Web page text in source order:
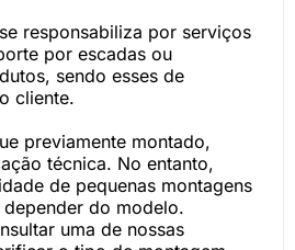
responsabiliza por serviços
por escadas ou
sendo esses de
cliente.
previamente montado,
técnica. No entanto,
de pequenas montagens
do modelo.
uma de nossas